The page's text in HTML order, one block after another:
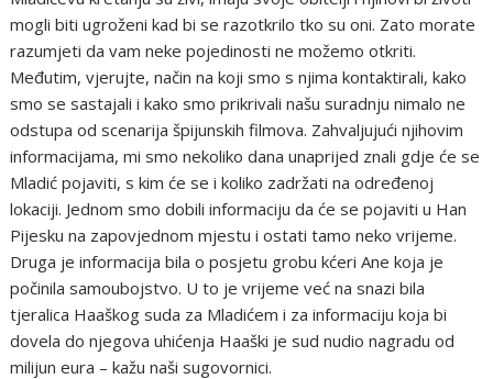
mogli biti ugroženi kad bi se razotkrilo tko su oni. Zato morate
razumjeti da vam neke pojedinosti ne možemo otkriti.
Međutim, vjerujte, način na koji smo s njima kontaktirali, kako
smo se sastajali i kako smo prikrivali našu suradnju nimalo ne
odstupa od scenarija špijunskih filmova. Zahvaljujući njihovim
informacijama, mi smo nekoliko dana unaprijed znali gdje će se
Mladić pojaviti, s kim će se i koliko zadržati na određenoj
lokaciji. Jednom smo dobili informaciju da će se pojaviti u Han
Pijesku na zapovjednom mjestu i ostati tamo neko vrijeme.
Druga je informacija bila o posjetu grobu kćeri Ane koja je
počinila samoubojstvo. U to je vrijeme već na snazi bila
tjeralica Haaškog suda za Mladićem i za informaciju koja bi
dovela do njegova uhićenja Haaški je sud nudio nagradu od
milijun eura – kažu naši sugovornici.